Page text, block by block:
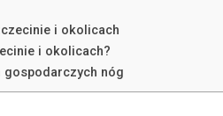
i okolicach
i okolicach?
gospodarczych nóg